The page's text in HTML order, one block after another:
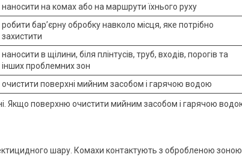
наносити на комах або на маршрути їхнього руху
робити бар’єрну обробку навколо місця, яке потрібно
захистити
наносити в щілини, біля плінтусів, труб, входів, порогів та
інших проблемних зон
очистити поверхні мийним засобом і гарячою водою
Якщо поверхню очистити мийним засобом і гарячою
шару. Комахи контактують з обробленою